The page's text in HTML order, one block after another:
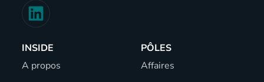
INSIDE
A propos
PÔLES
Affaires